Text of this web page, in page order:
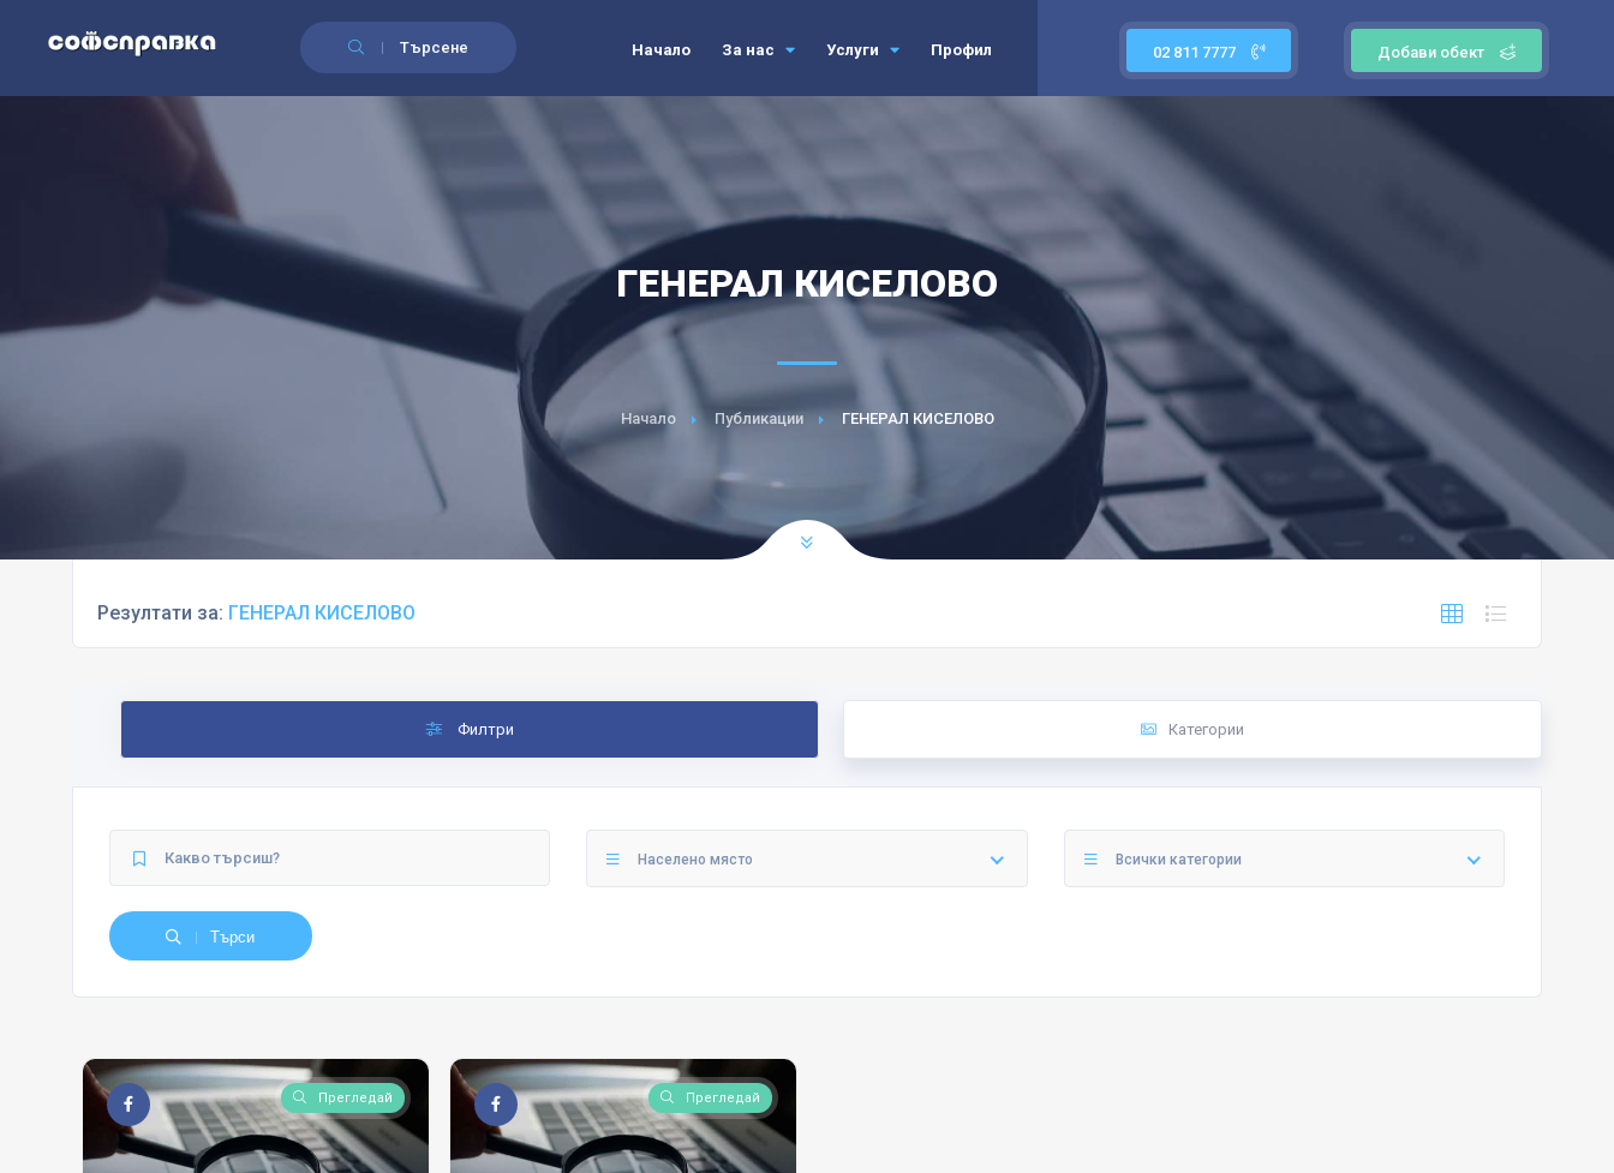
Търсене Добави обект
02 811 7777
Начало За нас Услуги Профил
ГЕНЕРАЛ КИСЕЛОВО
Начало Публикации ГЕНЕРАЛ КИСЕЛОВО
Резултати за: ГЕНЕРАЛ КИСЕЛОВО
Филтри Категории
Населено място Всички категории
Търси
Прегледай Прегледай